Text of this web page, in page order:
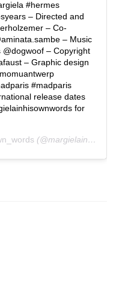
#hermes
– Directed and
– Co-
– Music
@dogwoof – Copyright
– Graphic design
#madparis
release dates
for
(@margielainhisownwords) on